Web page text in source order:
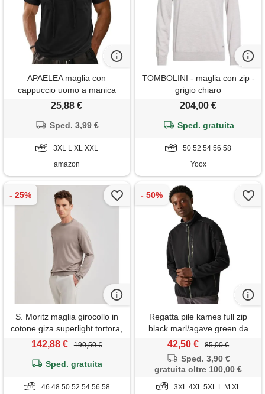
APAELEA maglia con
cappuccio uomo a manica
corta sport fitness pullover
estiva, nero, l
25,88 €
Sped. 3,99 €
3XL L XL XXL
amazon
TOMBOLINI - maglia con zip -
grigio chiaro
204,00 €
Sped. gratuita
50 52 54 56 58
Yoox
S. Moritz maglia girocollo in
cotone giza superlight tortora,
46, tortora
142,88 € 190,50 €
Sped. gratuita
46 48 50 52 54 56 58
Regatta pile kames full zip
black marl/agave green da
uomo
42,50 € 85,00 €
Sped. 3,90 €
gratuita oltre 100,00 €
3XL 4XL 5XL L M XL